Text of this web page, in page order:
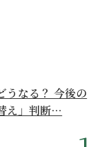
うなる？ 今後の
え」判断…